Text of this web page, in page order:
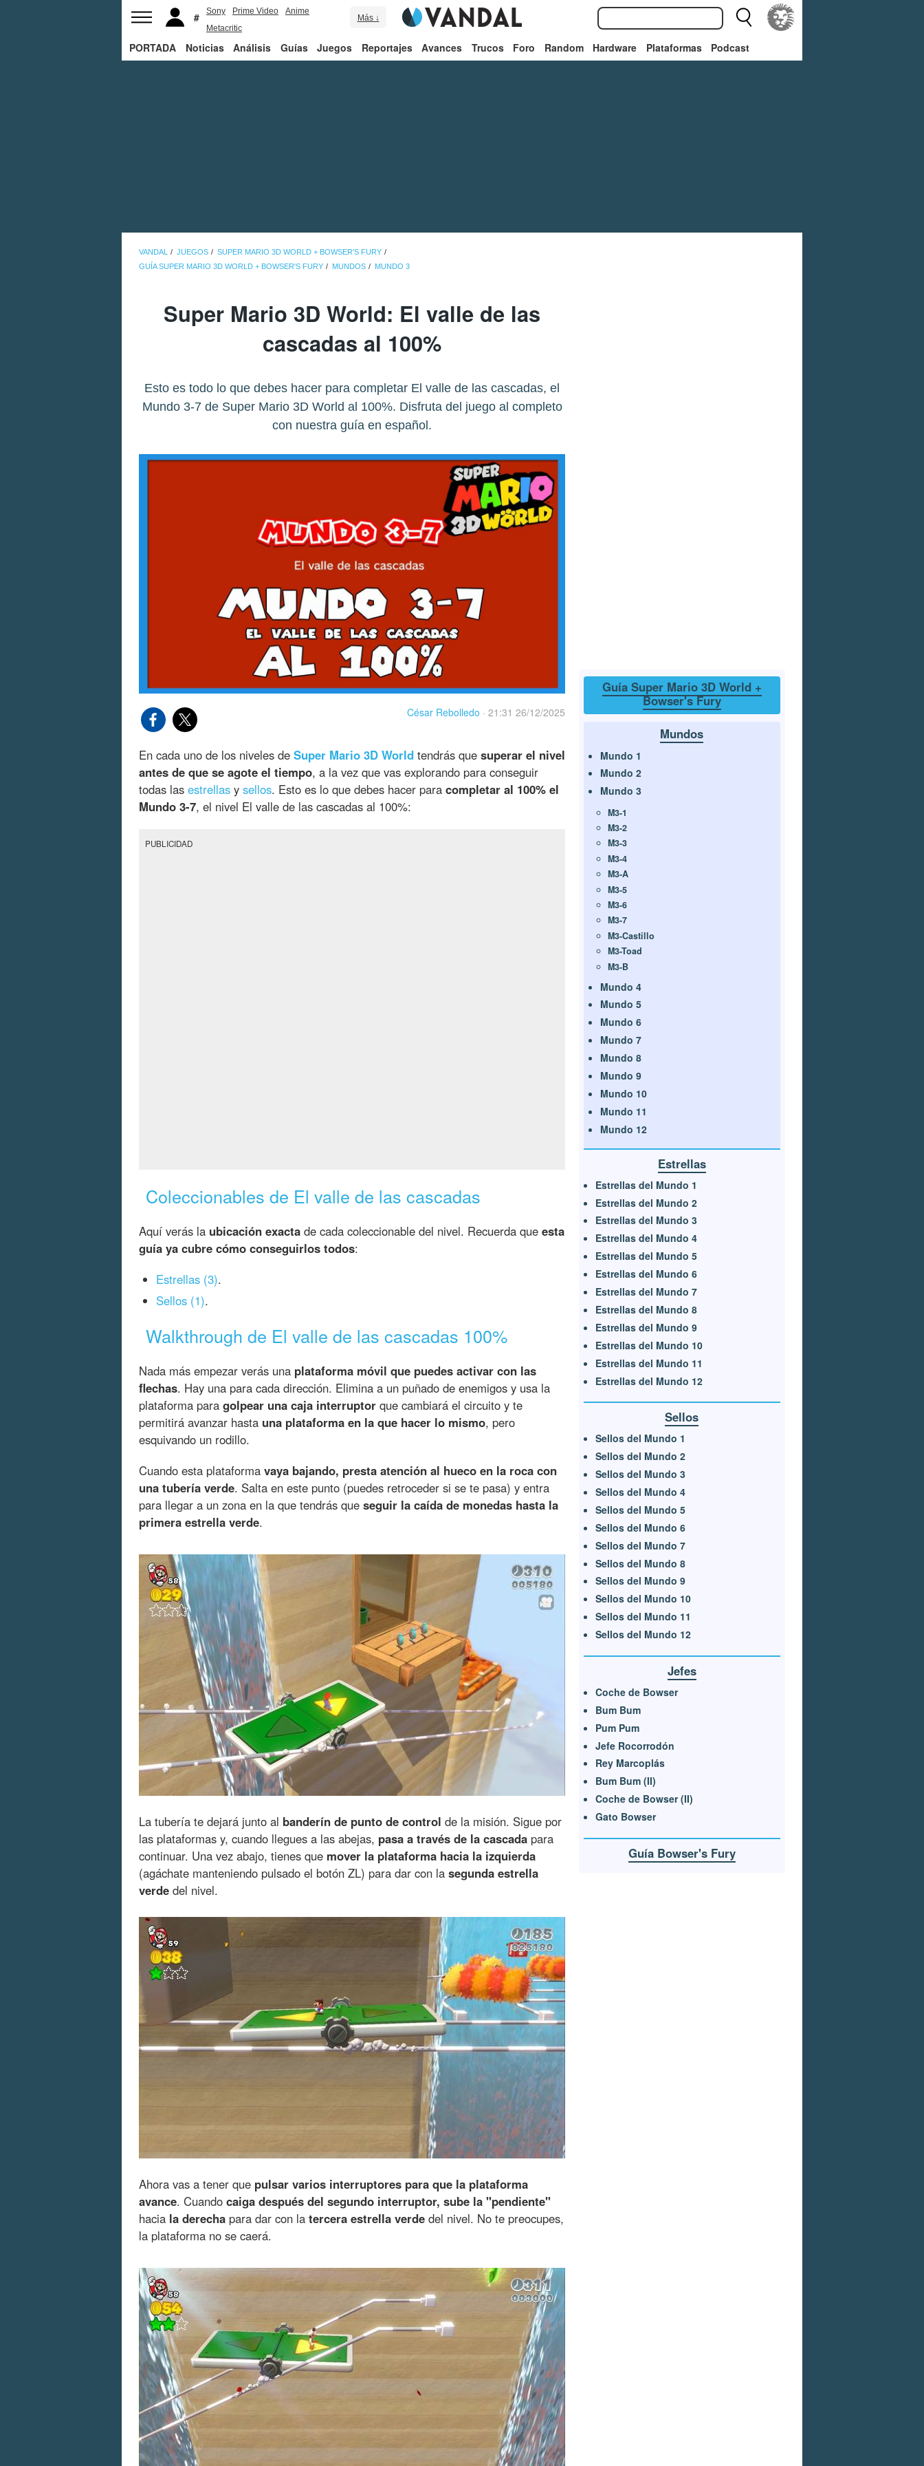
Sony Prime Video
Anime
Metacritic
Más ↓
PORTADA Noticias Análisis Guías Juegos Reportajes Avances Trucos Foro Random Hardware Plataformas Podcast
VANDAL JUEGOS
SUPER MARIO 3D WORLD + BOWSER'S FURY
GUÍA SUPER MARIO 3D WORLD + BOWSER'S FURY
MUNDOS MUNDO 3
Super Mario 3D World: El valle de las
cascadas al 100%
Esto es todo lo que debes hacer para completar El valle de las cascadas, el
Mundo 3-7 de Super Mario 3D World al 100%. Disfruta del juego al completo
con nuestra guía en español.
César Rebolledo · 21:31 26/12/2025
En cada uno de los niveles de Super Mario 3D World tendrás que superar el nivel
antes de que se agote el tiempo, a la vez que vas explorando para conseguir
todas las estrellas y sellos. Esto es lo que debes hacer para completar al 100% el
Mundo 3-7, el nivel El valle de las cascadas al 100%:
PUBLICIDAD
Coleccionables de El valle de las cascadas
Aquí verás la ubicación exacta de cada coleccionable del nivel. Recuerda que esta
guía ya cubre cómo conseguirlos todos:
Estrellas (3).
Sellos (1).
Walkthrough de El valle de las cascadas 100%
Nada más empezar verás una plataforma móvil que puedes activar con las
flechas. Hay una para cada dirección. Elimina a un puñado de enemigos y usa la
plataforma para golpear una caja interruptor que cambiará el circuito y te
permitirá avanzar hasta una plataforma en la que hacer lo mismo, pero
esquivando un rodillo.
Cuando esta plataforma vaya bajando, presta atención al hueco en la roca con
una tubería verde. Salta en este punto (puedes retroceder si se te pasa) y entra
para llegar a un zona en la que tendrás que seguir la caída de monedas hasta la
primera estrella verde.
La tubería te dejará junto al banderín de punto de control de la misión. Sigue por
las plataformas y, cuando llegues a las abejas, pasa a través de la cascada para
continuar. Una vez abajo, tienes que mover la plataforma hacia la izquierda
(agáchate manteniendo pulsado el botón ZL) para dar con la segunda estrella
verde del nivel.
Ahora vas a tener que pulsar varios interruptores para que la plataforma
avance. Cuando caiga después del segundo interruptor, sube la "pendiente"
hacia la derecha para dar con la tercera estrella verde del nivel. No te preocupes,
la plataforma no se caerá.
Guía Super Mario 3D World +
Bowser's Fury
Mundos
Mundo 1
Mundo 2
Mundo 3
M3-1
M3-2
M3-3
M3-4
M3-A
M3-5
M3-6
M3-7
M3-Castillo
M3-Toad
M3-B
Mundo 4
Mundo 5
Mundo 6
Mundo 7
Mundo 8
Mundo 9
Mundo 10
Mundo 11
Mundo 12
Estrellas
Estrellas del Mundo 1
Estrellas del Mundo 2
Estrellas del Mundo 3
Estrellas del Mundo 4
Estrellas del Mundo 5
Estrellas del Mundo 6
Estrellas del Mundo 7
Estrellas del Mundo 8
Estrellas del Mundo 9
Estrellas del Mundo 10
Estrellas del Mundo 11
Estrellas del Mundo 12
Sellos
Sellos del Mundo 1
Sellos del Mundo 2
Sellos del Mundo 3
Sellos del Mundo 4
Sellos del Mundo 5
Sellos del Mundo 6
Sellos del Mundo 7
Sellos del Mundo 8
Sellos del Mundo 9
Sellos del Mundo 10
Sellos del Mundo 11
Sellos del Mundo 12
Jefes
Coche de Bowser
Bum Bum
Pum Pum
Jefe Rocorrodón
Rey Marcoplás
Bum Bum (II)
Coche de Bowser (II)
Gato Bowser
Guía Bowser's Fury